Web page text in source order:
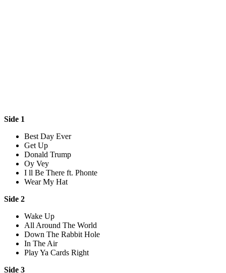
Side 1
Best Day Ever
Get Up
Donald Trump
Oy Vey
I ll Be There ft. Phonte
Wear My Hat
Side 2
Wake Up
All Around The World
Down The Rabbit Hole
In The Air
Play Ya Cards Right
Side 3